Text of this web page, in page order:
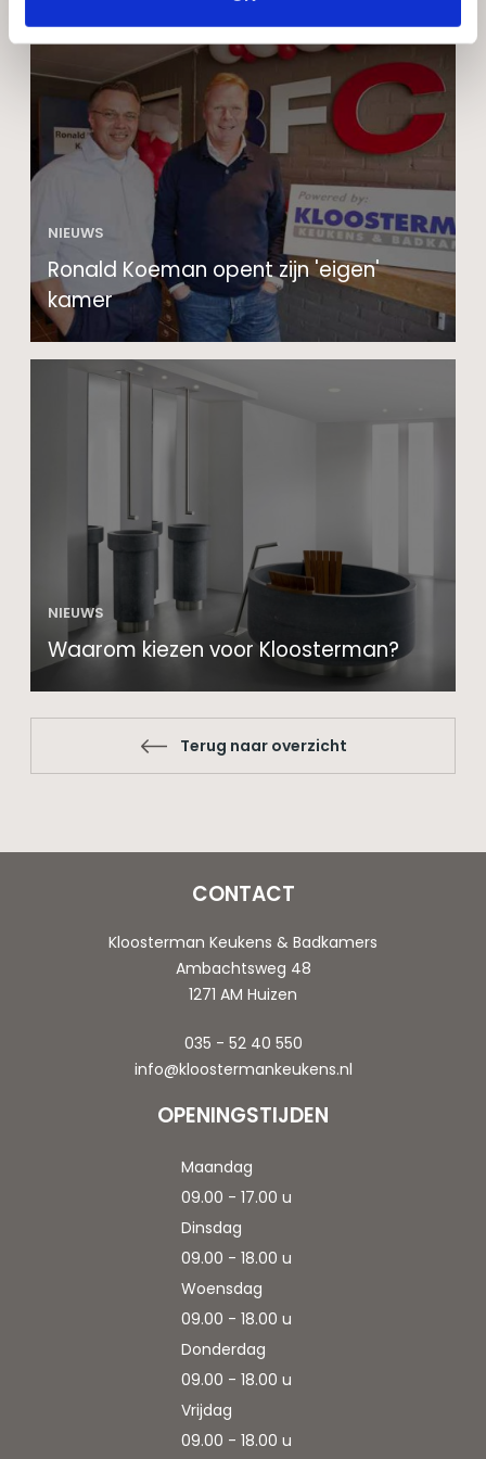
NIEUWS
Ronald Koeman opent zijn 'eigen'
kamer
NIEUWS
Waarom kiezen voor Kloosterman?
Terug naar overzicht
CONTACT
Kloosterman Keukens & Badkamers
Ambachtsweg 48
1271 AM Huizen
035 - 52 40 550
info@kloostermankeukens.nl
OPENINGSTIJDEN
Maandag
09.00 - 17.00 u
Dinsdag
09.00 - 18.00 u
Woensdag
09.00 - 18.00 u
Donderdag
09.00 - 18.00 u
Vrijdag
09.00 - 18.00 u